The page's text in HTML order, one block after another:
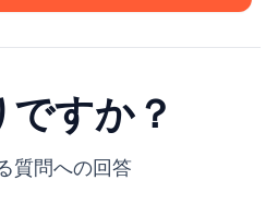
ですか？
質問への回答